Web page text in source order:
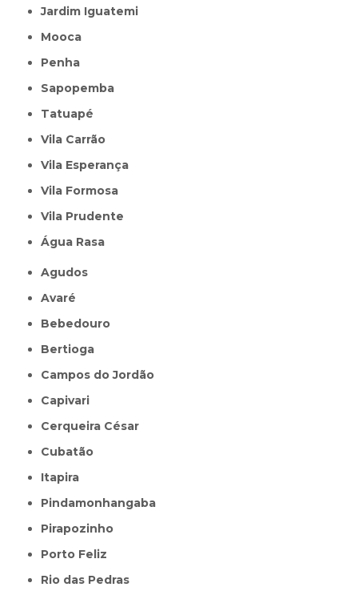
Jardim Iguatemi
Mooca
Penha
Sapopemba
Tatuapé
Vila Carrão
Vila Esperança
Vila Formosa
Vila Prudente
Água Rasa
Agudos
Avaré
Bebedouro
Bertioga
Campos do Jordão
Capivari
Cerqueira César
Cubatão
Itapira
Pindamonhangaba
Pirapozinho
Porto Feliz
Rio das Pedras